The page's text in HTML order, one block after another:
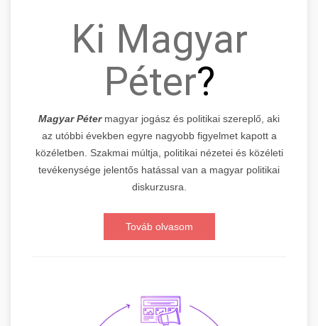
Ki Magyar
Péter?
Magyar Pétermagyar jogász és politikai szereplő, aki
az utóbbi években egyre nagyobb figyelmet kapott a
közéletben. Szakmai múltja, politikai nézetei és közéleti
tevékenysége jelentős hatással van a magyar politikai
diskurzusra.
Továb olvasom